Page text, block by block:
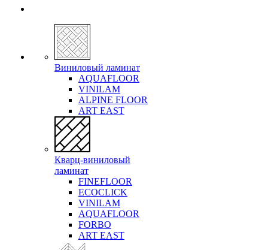
Виниловый ламинат
AQUAFLOOR
VINILAM
ALPINE FLOOR
ART EAST
Кварц-виниловый
ламинат
FINEFLOOR
ECOCLICK
VINILAM
AQUAFLOOR
FORBO
ART EAST